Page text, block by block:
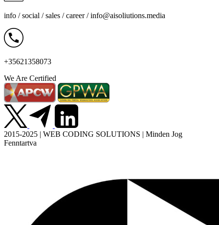
info / social / sales / career /info@aisoliutions.media
+35621358073
We Are Certified
2015-2025 | WEB CODING SOLUTIONS | Minden Jog
Fenntartva